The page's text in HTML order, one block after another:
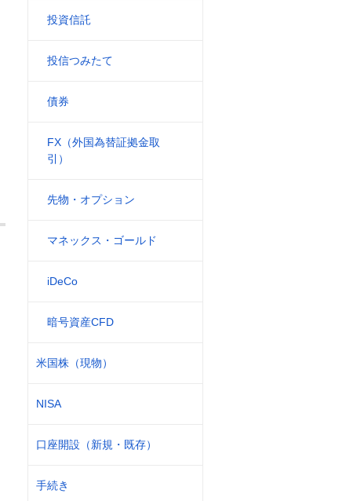
投資信託
投信つみたて
債券
FX（外国為替証拠金取
引）
先物・オプション
マネックス・ゴールド
iDeCo
暗号資産CFD
米国株（現物）
NISA
口座開設（新規・既存）
手続き